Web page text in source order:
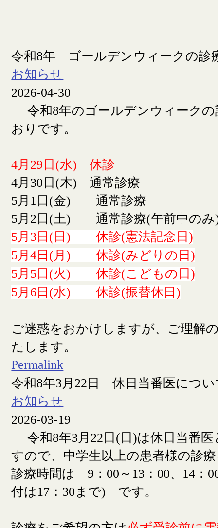
令和8年 ゴールデンウィークの診
お知らせ
2026-04-30
令和8年のゴールデンウィークの
おりです。
4月29日(水) 休診
4月30日(木) 通常診療
5月1日(金) 通常診療
5月2日(土) 通常診療(午前中のみ
5月3日(日) 休診(憲法記念日)
5月4日(月) 休診(みどりの日)
5月5日(火) 休診(こどもの日)
5月6日(水) 休診(振替休日)
ご迷惑をおかけしますが、ご理解
たします。
Permalink
令和8年3月22日 休日当番医につい
お知らせ
2026-03-19
令和8年3月22日(日)は休日当番
すので、中学生以上の患者様の診
診療時間は 9：00～13：00、14：
付は17：30まで) です。